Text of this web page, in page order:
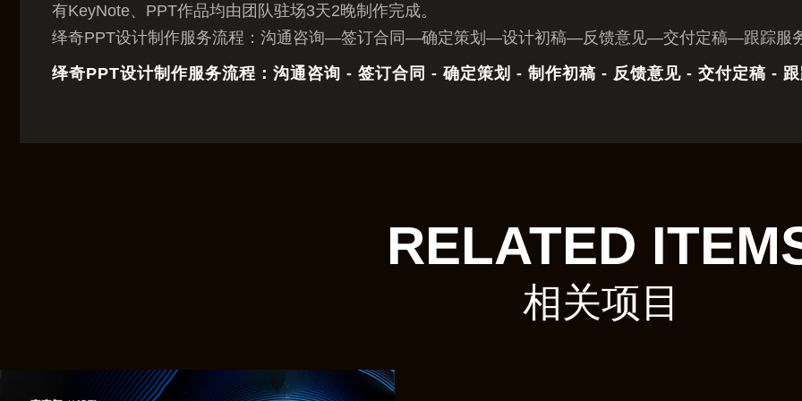
有KeyNote、PPT作品均由团队驻场3天2晚制作完成。
绎奇PPT设计制作服务流程：沟通咨询—签订合同—确定策划—设计初稿—反馈意见—交付定稿—跟踪服
绎奇PPT设计制作服务流程：沟通咨询 - 签订合同 - 确定策划 - 制作初稿 - 反馈意见 - 交付定稿 -
RELATED
相关项目